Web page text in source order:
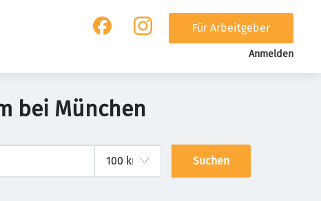
Für Arbeitgeber
Anmelden
bei München
Suchen